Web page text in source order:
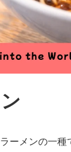
ーメンの一